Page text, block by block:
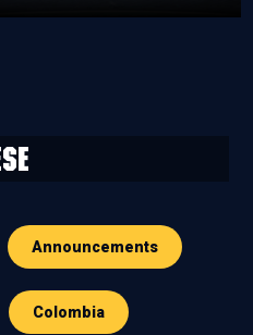
Announcements
Colombia